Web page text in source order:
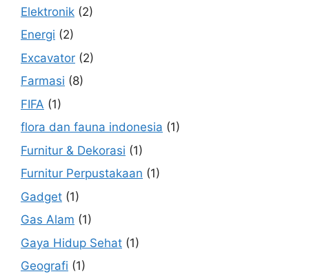
Elektronik (2)
Energi (2)
Excavator (2)
Farmasi (8)
FIFA (1)
flora dan fauna indonesia (1)
Furnitur & Dekorasi (1)
Furnitur Perpustakaan (1)
Gadget (1)
Gas Alam (1)
Gaya Hidup Sehat (1)
Geografi (1)